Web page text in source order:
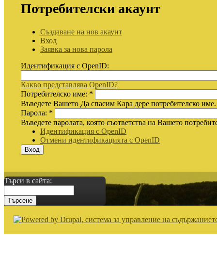
Потребителски акаунт
Създаване на нов акаунт
Вход
Заявка за нова парола
Идентификация с OpenID:
Какво представлява OpenID?
Потребителско име: *
Въведете Вашето Да спасим Кара дере потребителско име.
Парола: *
Въведете паролата, която съответства на Вашето
Идентификация с OpenID
Отмени идентификацията с OpenID
Търси в сайта: